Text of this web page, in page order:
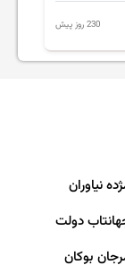
230 روز پیش
نیاوران
دولت
بوکان